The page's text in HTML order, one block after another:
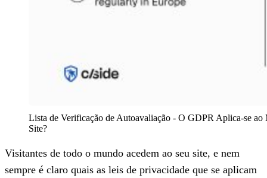
Lista de Verificação de Autoavaliação - O GDPR Aplica-se ao
Site?
Visitantes de todo o mundo acedem ao seu site, e nem
sempre é claro quais as leis de privacidade que se aplicam